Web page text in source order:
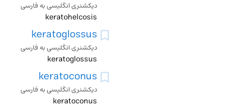
دیکشنری انگلیسی به فارسی
keratohelcosis
keratoglossus
دیکشنری انگلیسی به فارسی
keratoglossus
keratoconus
دیکشنری انگلیسی به فارسی
keratoconus